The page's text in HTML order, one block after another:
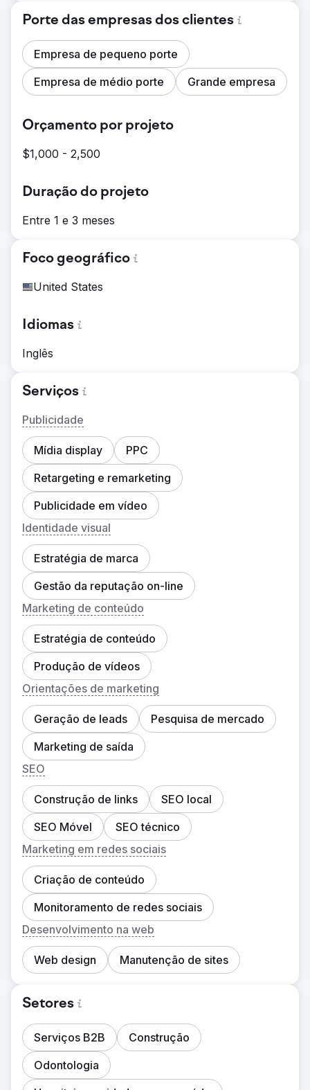
Porte das empresas dos clientes
Empresa de pequeno porte
Empresa de médio porte
Grande empresa
Orçamento por projeto
$1,000 - 2,500
Duração do projeto
Entre 1 e 3 meses
Foco geográfico
United States
Idiomas
Inglês
Serviços
Publicidade
Mídia display
PPC
Retargeting e remarketing
Publicidade em vídeo
Identidade visual
Estratégia de marca
Gestão da reputação on-line
Marketing de conteúdo
Estratégia de conteúdo
Produção de vídeos
Orientações de marketing
Geração de leads
Pesquisa de mercado
Marketing de saída
SEO
Construção de links
SEO local
SEO Móvel
SEO técnico
Marketing em redes sociais
Criação de conteúdo
Monitoramento de redes sociais
Desenvolvimento na web
Web design Manutenção de sites
Setores
Serviços B2B
Construção
Odontologia